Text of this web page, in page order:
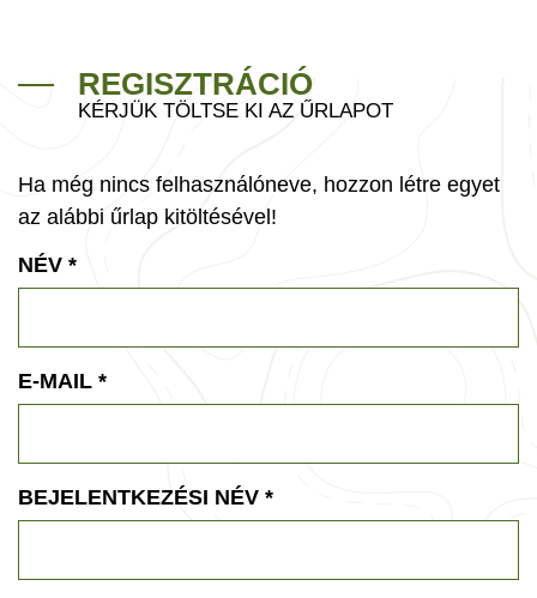
REGISZTRÁCIÓ
KÉRJÜK TÖLTSE KI AZ ŰRLAPOT
Ha még nincs felhasználóneve, hozzon létre egyet
az alábbi űrlap kitöltésével!
NÉV *
E-MAIL *
BEJELENTKEZÉSI NÉV *